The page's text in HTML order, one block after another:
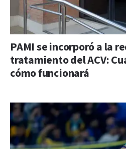
PAMI se incorporó a la
tratamiento del ACV:
cómo funcionará